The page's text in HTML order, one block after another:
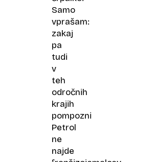
Samo
vprašam:
zakaj
pa
tudi
v
teh
odročnih
krajih
pompozni
Petrol
ne
najde